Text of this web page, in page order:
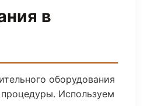
в
оборудования
Используем